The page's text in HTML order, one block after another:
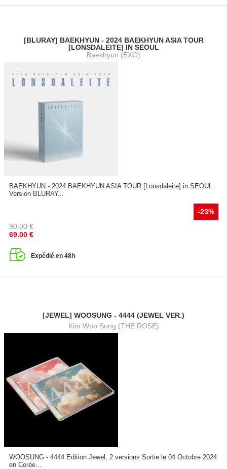
[BLURAY] BAEKHYUN - 2024 BAEKHYUN ASIA TOUR
[LONSDALEITE] IN SEOUL
Baekhyun (EXO)
BAEKHYUN - 2024 BAEKHYUN ASIA TOUR [Lonsdaleite] in SEOUL
Version BLURAY...
-23%
90.00 €
69.00 €
Expédié en 48h
[JEWEL] WOOSUNG - 4444 (JEWEL VER.)
Kim Woo Sung (THE ROSE)
WOOSUNG - 4444 Edition Jewel, 2 versions Sortie le 04 Octobre 2024
en Corée...